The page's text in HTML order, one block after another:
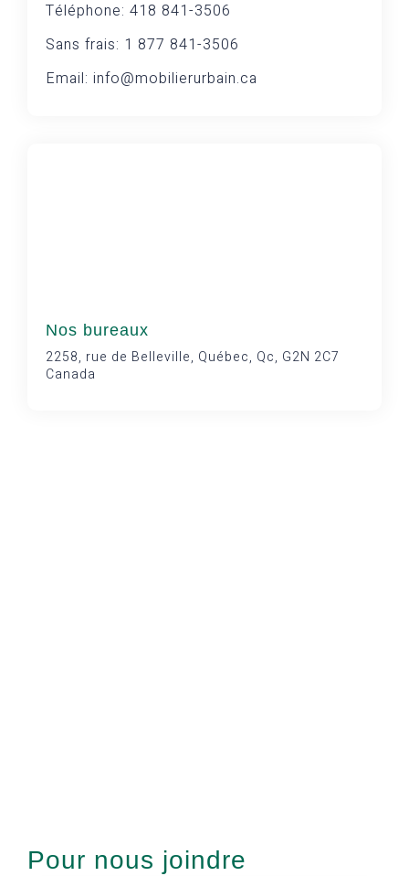
Téléphone: 418 841-3506
Sans frais: 1 877 841-3506
Email: info@mobilierurbain.ca
Nos bureaux
2258, rue de Belleville, Québec, Qc, G2N 2C7
Canada
Pour nous joindre